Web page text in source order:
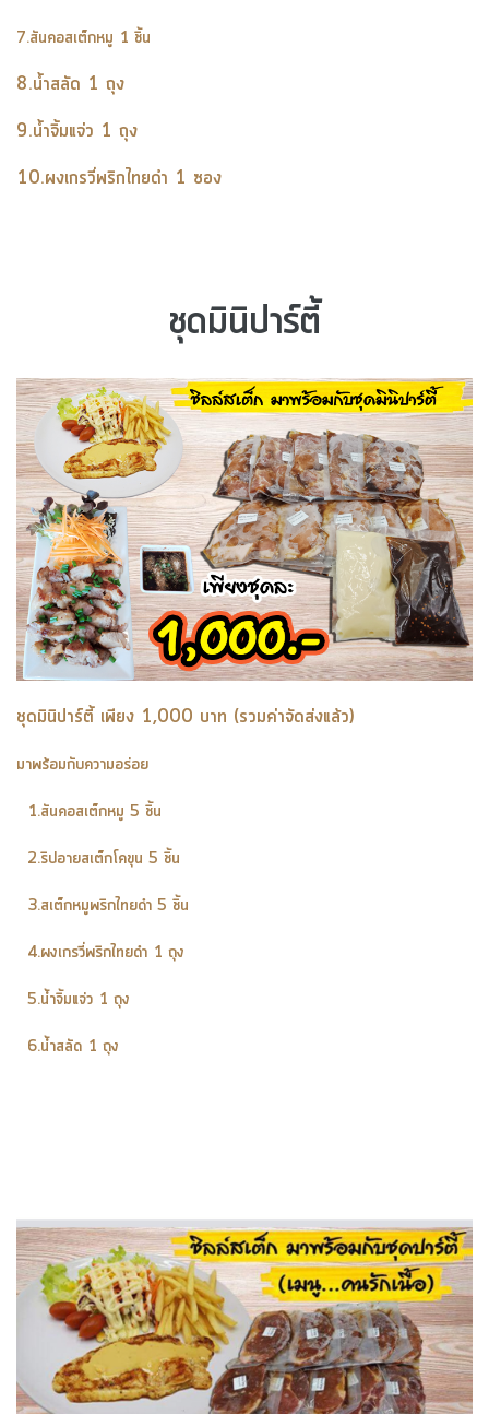
7.สันคอสเต็กหมู 1 ชิ้น
8.น้ำสลัด 1 ถุง
9.น้ำจิ้มแจ่ว 1 ถุง
10.ผงเกรวี่พริกไทยดำ 1 ซอง
ชุดมินิปาร์ตี้
ชุดมินิปาร์ตี้ เพียง 1,000 บาท (รวมค่าจัดส่งแล้ว)
มาพร้อมกับความอร่อย
1.สันคอสเต็กหมู 5 ชิ้น
2.ริปอายสเต็กโคขุน 5 ชิ้น
3.สเต็กหมูพริกไทยดำ 5 ชิ้น
4.ผงเกรวี่พริกไทยดำ 1 ถุง
5.น้ำจิ้มแจ่ว 1 ถุง
6.น้ำสลัด 1 ถุง